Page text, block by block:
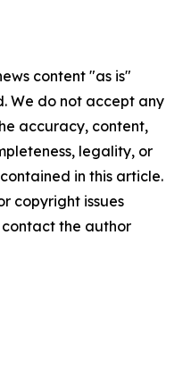
content "as is"
We do not accept any
accuracy, content,
legality, or
in this article.
copyright issues
the author